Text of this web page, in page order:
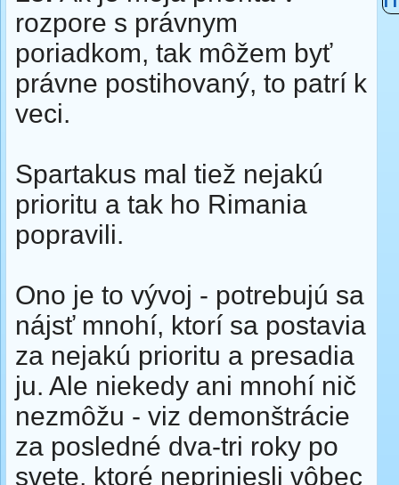
rozpore s právnym
poriadkom, tak môžem byť
právne postihovaný, to patrí k
veci.
Spartakus mal tiež nejakú
prioritu a tak ho Rimania
popravili.
Ono je to vývoj - potrebujú sa
nájsť mnohí, ktorí sa postavia
za nejakú prioritu a presadia
ju. Ale niekedy ani mnohí nič
nezmôžu - viz demonštrácie
za posledné dva-tri roky po
svete, ktoré nepriniesli vôbec